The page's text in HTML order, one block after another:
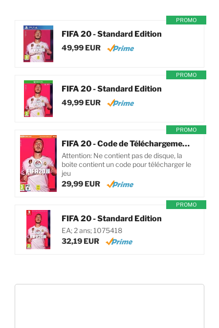
PROMO
FIFA 20 - Standard Edition
49,99 EUR
PROMO
FIFA 20 - Standard Edition
49,99 EUR
PROMO
FIFA 20 - Code de Téléchargement pour PC
Attention: Ne contient pas de disque, la
boite contient un code pour télécharger le
jeu
29,99 EUR
PROMO
FIFA 20 - Standard Edition
EA; 2 ans; 1075418
32,19 EUR